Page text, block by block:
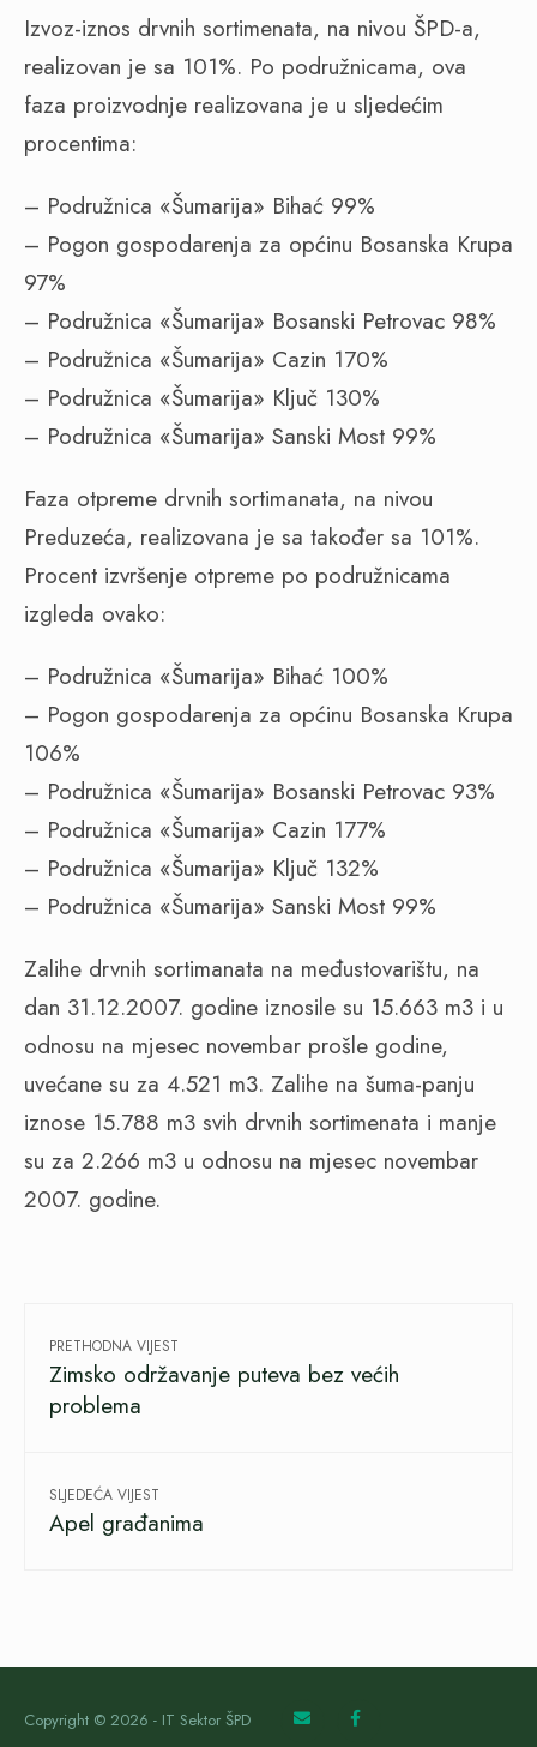
Izvoz-iznos drvnih sortimenata, na nivou ŠPD-a,
realizovan je sa 101%. Po podružnicama, ova
faza proizvodnje realizovana je u sljedećim
procentima:
– Podružnica «Šumarija» Bihać 99%
– Pogon gospodarenja za općinu Bosanska Krupa
97%
– Podružnica «Šumarija» Bosanski Petrovac 98%
– Podružnica «Šumarija» Cazin 170%
– Podružnica «Šumarija» Ključ 130%
– Podružnica «Šumarija» Sanski Most 99%
Faza otpreme drvnih sortimanata, na nivou
Preduzeća, realizovana je sa također sa 101%.
Procent izvršenje otpreme po podružnicama
izgleda ovako:
– Podružnica «Šumarija» Bihać 100%
– Pogon gospodarenja za općinu Bosanska Krupa
106%
– Podružnica «Šumarija» Bosanski Petrovac 93%
– Podružnica «Šumarija» Cazin 177%
– Podružnica «Šumarija» Ključ 132%
– Podružnica «Šumarija» Sanski Most 99%
Zalihe drvnih sortimanata na međustovarištu, na
dan 31.12.2007. godine iznosile su 15.663 m3 i u
odnosu na mjesec novembar prošle godine,
uvećane su za 4.521 m3. Zalihe na šuma-panju
iznose 15.788 m3 svih drvnih sortimenata i manje
su za 2.266 m3 u odnosu na mjesec novembar
2007. godine.
PRETHODNA VIJEST
Zimsko održavanje puteva bez većih
problema
SLJEDEĆA VIJEST
Apel građanima
Copyright © 2026 - IT Sektor ŠPD